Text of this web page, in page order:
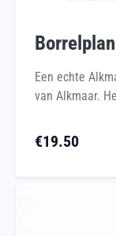
Een echte
van Alkmaar.
€19.50